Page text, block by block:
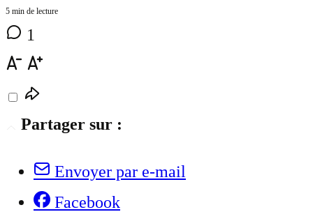
5 min de lecture
1
Partager sur :
Envoyer par e-mail
Facebook